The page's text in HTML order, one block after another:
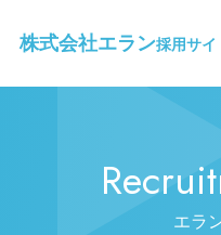
株式会社エラン採用サイ
エラ